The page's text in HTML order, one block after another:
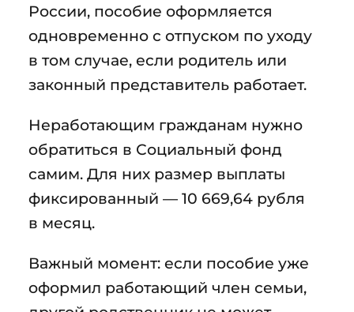
России, пособие оформляется
одновременно с отпуском по уходу
в том случае, если родитель или
законный представитель работает.
Неработающим гражданам нужно
обратиться в Социальный фонд
самим. Для них размер выплаты
фиксированный — 10 669,64 рубля
в месяц.
Важный момент: если пособие уже
оформил работающий член семьи,